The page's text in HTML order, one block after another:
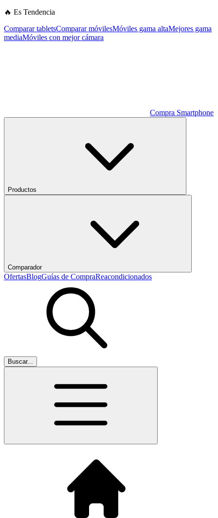
🔥 Es Tendencia
Comparar tabletsComparar móvilesMóviles gama altaMejores gama
mediaMóviles con mejor cámara
Compra Smartphone
Productos
Comparador
OfertasBlogGuías de CompraReacondicionados
Buscar...